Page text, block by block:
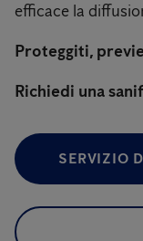
efficace la
Proteggiti,
Richiedi una
SERVIZIO